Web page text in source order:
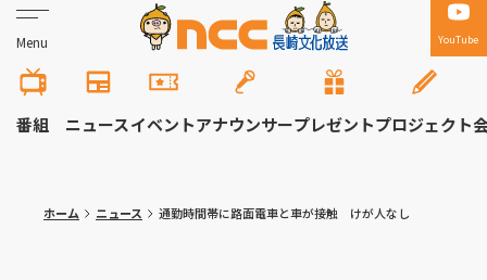
Menu YouTube
番組 ニュースイベントアナウンサープレゼントプロジェクト
ホーム ニュース 通勤時間帯に路面電車と車が接触 けが人なし